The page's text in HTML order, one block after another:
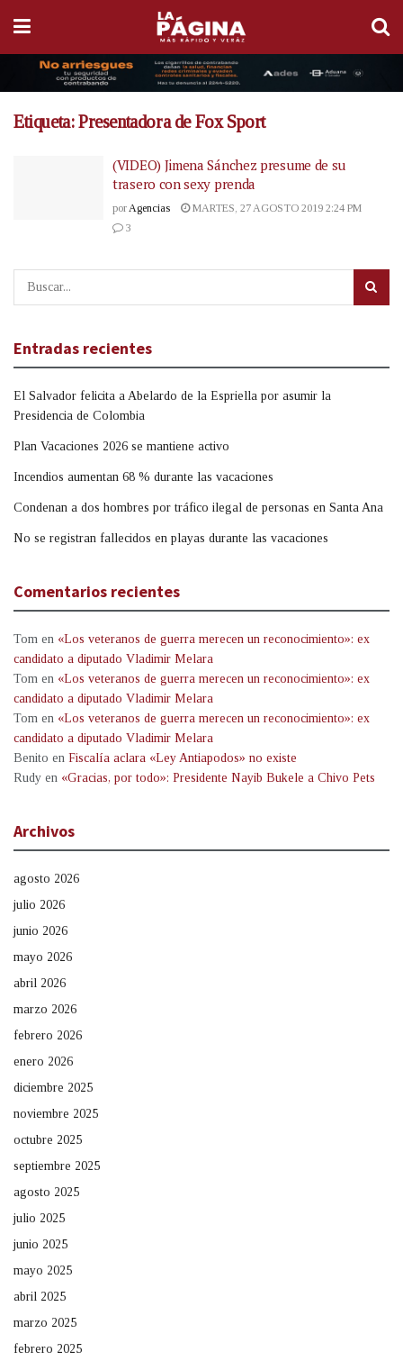
Etiqueta:Presentadora de Fox Sport
(VIDEO) Jimena Sánchez presume de su
trasero con sexy prenda
por Agencias
MARTES, 27 AGOSTO 2019 2:24 PM
3
Entradas recientes
El Salvador felicita a Abelardo de la Espriella por asumir la
Presidencia de Colombia
Plan Vacaciones 2026 se mantiene activo
Incendios aumentan 68 % durante las vacaciones
Condenan a dos hombres por tráfico ilegal de personas en Santa Ana
No se registran fallecidos en playas durante las vacaciones
Comentarios recientes
Tom en «Los veteranos de guerra merecen un reconocimiento»: ex
candidato a diputado Vladimir Melara
Tom en «Los veteranos de guerra merecen un reconocimiento»: ex
candidato a diputado Vladimir Melara
Tom en «Los veteranos de guerra merecen un reconocimiento»: ex
candidato a diputado Vladimir Melara
Benito en Fiscalía aclara «Ley Antiapodos» no existe
Rudy en «Gracias, por todo»: Presidente Nayib Bukele a Chivo Pets
Archivos
agosto 2026
julio 2026
junio 2026
mayo 2026
abril 2026
marzo 2026
febrero 2026
enero 2026
diciembre 2025
noviembre 2025
octubre 2025
septiembre 2025
agosto 2025
julio 2025
junio 2025
mayo 2025
abril 2025
marzo 2025
febrero 2025